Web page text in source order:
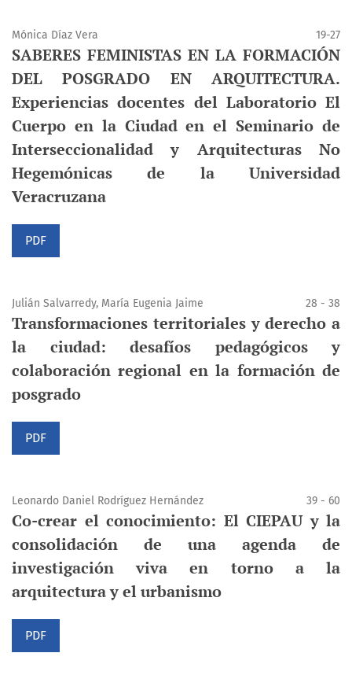
Mónica Díaz Vera 19-27
SABERES FEMINISTAS EN LA FORMACIÓN
DEL POSGRADO EN ARQUITECTURA.
Experiencias docentes del Laboratorio El
Cuerpo en la Ciudad en el Seminario de
Interseccionalidad y Arquitecturas No
Hegemónicas de la Universidad
Veracruzana
PDF
Julián Salvarredy, María Eugenia Jaime 28 - 38
Transformaciones territoriales y derecho a
la ciudad: desafíos pedagógicos y
colaboración regional en la formación de
posgrado
PDF
Leonardo Daniel Rodríguez Hernández 39 - 60
Co-crear el conocimiento: El CIEPAU y la
consolidación de una agenda de
investigación viva en torno a la
arquitectura y el urbanismo
PDF